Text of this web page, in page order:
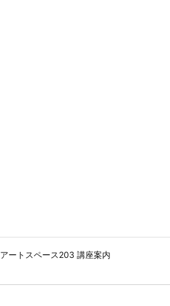
アートスペース203 講座案内